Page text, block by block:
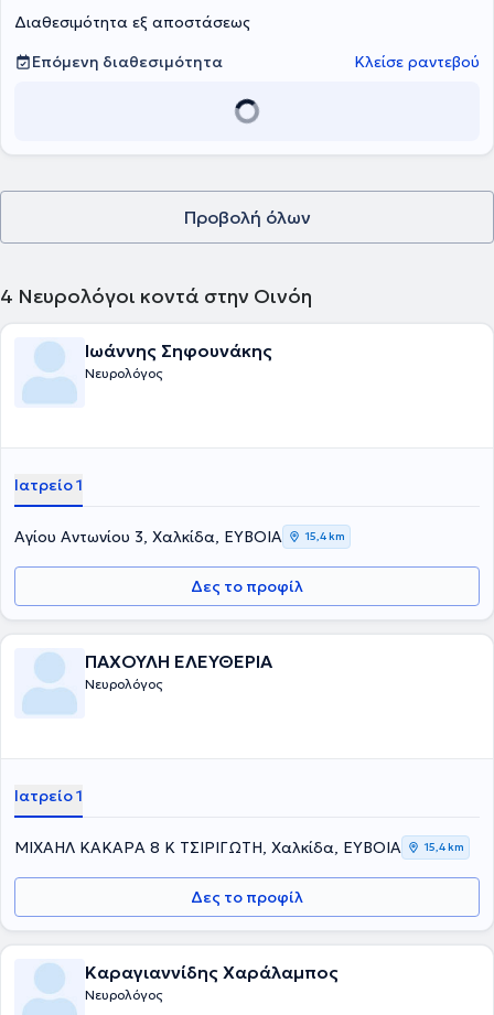
Διαθεσιμότητα εξ αποστάσεως
Επόμενη διαθεσιμότητα
Κλείσε ραντεβού
Προβολή όλων
4 Νευρολόγοι κοντά στην Οινόη
Ιωάννης Σηφουνάκης
Νευρολόγος
Ιατρείο 1
Αγίου Αντωνίου 3, Χαλκίδα, ΕΥΒΟΙΑ 15,4 km
Δες το προφίλ
ΠΑΧΟΥΛΗ ΕΛΕΥΘΕΡΙΑ
Νευρολόγος
Ιατρείο 1
ΜΙΧΑΗΛ ΚΑΚΑΡΑ 8 Κ ΤΣΙΡΙΓΩΤΗ, Χαλκίδα, ΕΥΒΟΙΑ 15,4 km
Δες το προφίλ
Καραγιαννίδης Χαράλαμπος
Νευρολόγος